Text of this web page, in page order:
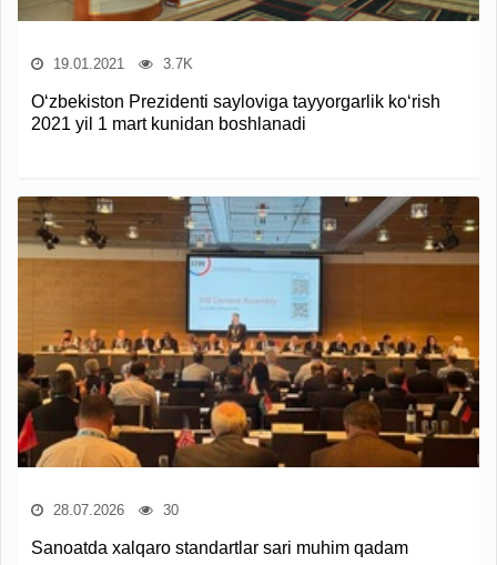
19.01.2021 3.7K
O‘zbekiston Prezidenti sayloviga tayyorgarlik ko‘rish
2021 yil 1 mart kunidan boshlanadi
28.07.2026 30
Sanoatda xalqaro standartlar sari muhim qadam